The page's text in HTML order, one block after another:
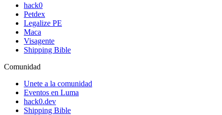
hack0
Petdex
Legalize PE
Maca
Visagente
Shipping Bible
Comunidad
Unete a la comunidad
Eventos en Luma
hack0.dev
Shipping Bible